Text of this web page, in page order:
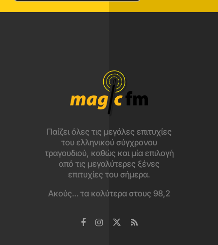
Παίζει όλες τις μεγάλες επιτυχίες
του ελληνικού σύγχρονου
τραγουδιού, καθώς και μία επιλογή
από τις μεγαλύτερες ξένες
επιτυχίες του σήμερα.
Ακούς… τα καλύτερα στους 98,2